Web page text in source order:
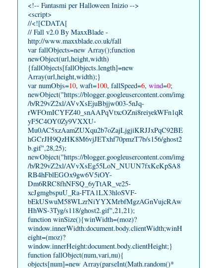
<!-- Fantasmi per Halloween Inizio -->
<script>
//<![CDATA[
// Fall v2.0 By MaxxBlade -
http://www.maxxblade.co.uk/fall
var fallObjects=new Array();function
newObject(url,height,width)
{fallObjects[fallObjects.length]=new
Array(url,height,width);}
var numObjs=10, waft=100, fallSpeed=6, wind=0;
newObject("https://blogger.googleusercontent.com/img
/b/R29vZ2xl/AVvXsEjuBbjjw003-5nJq-
rWFOmICYFZ40_snAAPqVtxcOZni8reiyekWFn1qR
yF5C4OY0Zy9VXXU-
Mu0AC5xzAamZUXqu2b7oZajLjgjiKRJJxPqC92BE
hGCrJH9QzHK8M6vjJETxhf70pmzT7b/s156/ghost2
b.gif",28,25);
newObject("https://blogger.googleusercontent.com/img
/b/R29vZ2xl/AVvXsEg55LoN_NUUN7fxKeKpSA8
RB4hFblEGOx9gw6V5iOY-
Dm6RRC8fhNFSQ_6yTtAR_ve25-
xcJgmgbspuU_Ra-FTA1LX3hloSVF-
bEkUSwuM58WLzrNiYYXMrbfMgzAGnVujcRAw
HhWS-3Tyg/s118/ghost2.gif",21,21);
function winSize(){winWidth=(moz)?
window.innerWidth:document.body.clientWidth;winH
eight=(moz)?
window.innerHeight:document.body.clientHeight;}
function fallObject(num,vari,nu){
objects[num]=new Array(parseInt(Math.random()*